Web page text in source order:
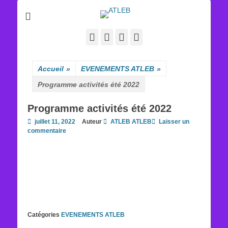
ATLEB
FacebookYouTube
Accueil » EVENEMENTS ATLEB »
Programme activités été 2022
Programme activités été 2022
Posted
on
juillet 11, 2022 Auteur ATLEB ATLEB
Laisser un
commentaire
Catégories EVENEMENTS ATLEB